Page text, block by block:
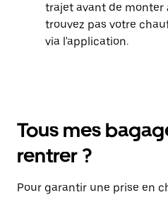
trajet avant de monter
trouvez pas votre
via l'application.
Tous mes
rentrer ?
Pour garantir une prise en